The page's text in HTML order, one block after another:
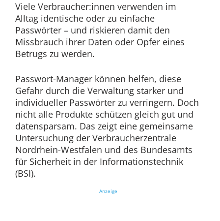
Viele Verbraucher:innen verwenden im
Alltag identische oder zu einfache
Passwörter – und riskieren damit den
Missbrauch ihrer Daten oder Opfer eines
Betrugs zu werden.
Passwort-Manager können helfen, diese
Gefahr durch die Verwaltung starker und
individueller Passwörter zu verringern. Doch
nicht alle Produkte schützen gleich gut und
datensparsam. Das zeigt eine gemeinsame
Untersuchung der Verbraucherzentrale
Nordrhein-Westfalen und des Bundesamts
für Sicherheit in der Informationstechnik
(BSI).
Anzeige